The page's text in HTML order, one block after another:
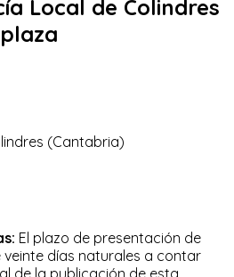
Local de Colindres
(Cantabria)
El plazo de presentación de
veinte días naturales a contar
de la publicación de esta